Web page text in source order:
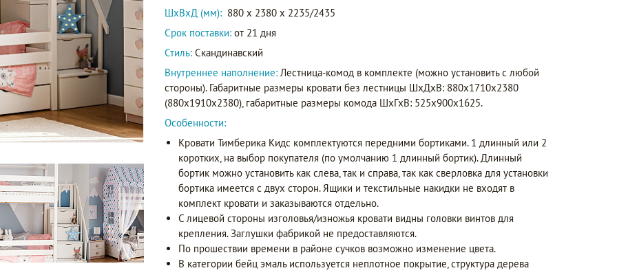
ШxВxД (мм): 880 x 2380 x 2235/2435
Срок поставки: от 21 дня
Стиль: Скандинавский
Внутреннее наполнение: Лестница-комод в комплекте (можно установить с любой
стороны). Габаритные размеры кровати без лестницы ШхДхВ: 880х1710х2380
(880х1910х2380), габаритные размеры комода ШхГхВ: 525х900х1625.
Особенности:
Кровати Тимберика Кидс комплектуются передними бортиками. 1 длинный или 2
коротких, на выбор покупателя (по умолчанию 1 длинный бортик). Длинный
бортик можно установить как слева, так и справа, так как сверловка для установки
бортика имеется с двух сторон. Ящики и текстильные накидки не входят в
комплект кровати и заказываются отдельно.
С лицевой стороны изголовья/изножья кровати видны головки винтов для
крепления. Заглушки фабрикой не предоставляются.
По прошествии времени в районе сучков возможно изменение цвета.
В категории бейц эмаль используется неплотное покрытие, структура дерева